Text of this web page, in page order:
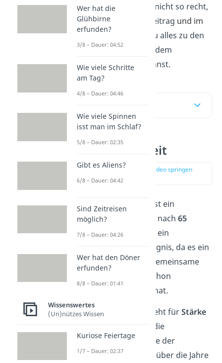
eingeladen und weißt nicht so recht,
was das ist? Hier im Beitrag und im
Videodazu
erfährst du alles zu den
Bräuchen und was du dem
Ehepaar schenken kannst.
Eiserne Hochzeit
zur Stelle im Video springen
(00:15)
Die Eiserne Hochzeit
ist ein
Jubiläum, das ein Paar nach65
Ehejahrenfeiert. Es ist ein
bemerkenswertes Ereignis, da es ein
Symbol für die lange gemeinsame
Zeit ist, die das Paar schon
zusammen verbracht hat.
Das Symbol „Eisen“ steht fürStärke
, was die
Beständigkeit und Tiefe der
Beziehung des Paares über die Jahre
Wer hat die
Glühbirne
erfunden?
3/8 – Dauer: 04:52
Wie viele Schritte
am Tag?
4/8 – Dauer: 04:46
Wie viele Spinnen
isst man im Schlaf?
5/8 – Dauer: 02:35
Gibt es Aliens?
6/8 – Dauer: 04:42
Sind Zeitreisen
möglich?
7/8 – Dauer: 04:26
Wer hat den Döner
erfunden?
8/8 – Dauer: 01:41
Wissenswertes
(Un)nützes Wissen
Kuriose Feiertage
1/7 – Dauer: 02:37